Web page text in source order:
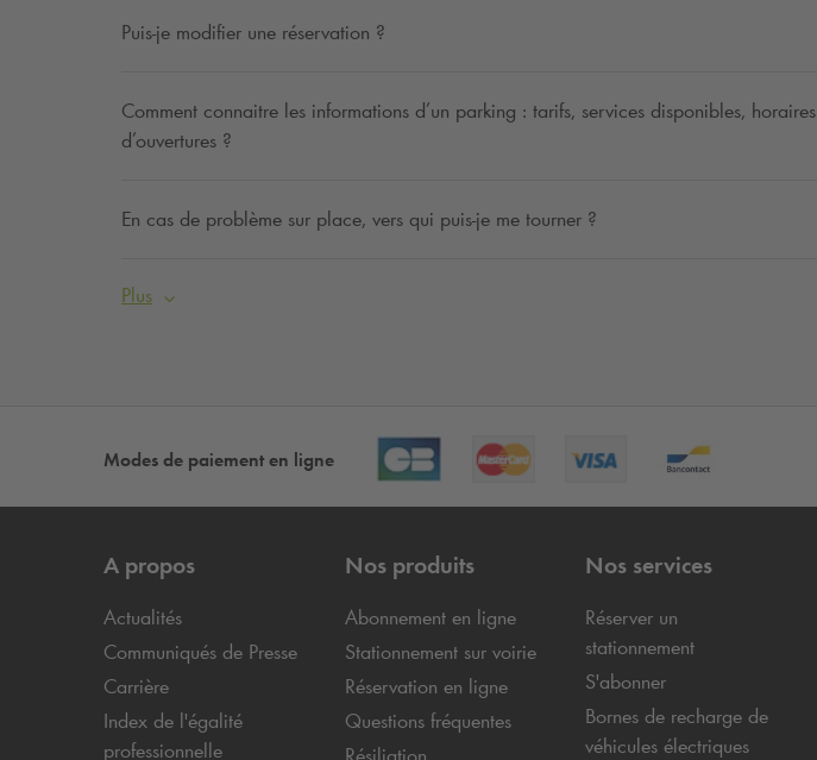
Puis-je modifier une réservation ?
Comment connaitre les informations d’un parking : tarifs, services disponibles, horaires
d’ouvertures ?
En cas de problème sur place, vers qui puis-je me tourner ?
Plus
Modes de paiement en ligne
A propos
Actualités
Communiqués de Presse
Carrière
Index de l'égalité
professionnelle
Nos produits
Abonnement en ligne
Stationnement sur voirie
Réservation en ligne
Questions fréquentes
Nos services
Réserver un
stationnement
S'abonner
Bornes de recharge de
véhicules électriques